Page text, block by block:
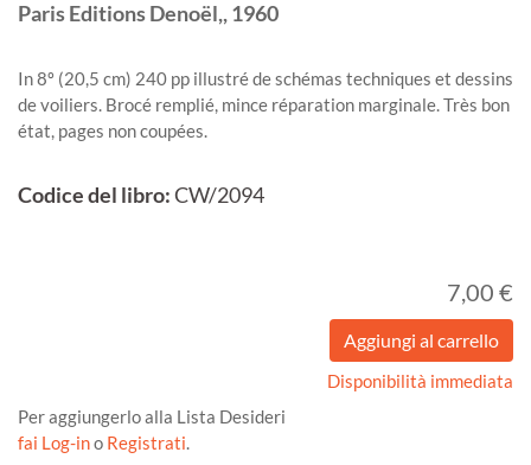
ParisEditions Denoël,,1960
In 8º (20,5 cm) 240 pp illustré de schémas techniques et dessins
de voiliers. Brocé remplié, mince réparation marginale. Très bon
état, pages non coupées.
Codice del libro:CW/2094
7,00 €
Disponibilità immediata
Per aggiungerlo alla Lista Desideri
fai Log-ino Registrati.